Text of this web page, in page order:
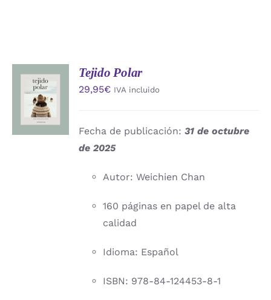
AÑADIR
AL
CARRITO
/
DETALLES
Tejido Polar
29,95€ IVA incluido
Fecha de publicación:31 de octubre
de 2025
Autor: Weichien Chan
160 páginas en papel de alta
calidad
Idioma: Español
ISBN: 978-84-124453-8-1